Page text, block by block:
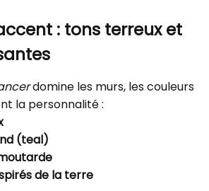
: tons terreux et
domine les murs, les couleurs
la personnalité :
(teal)
de la terre